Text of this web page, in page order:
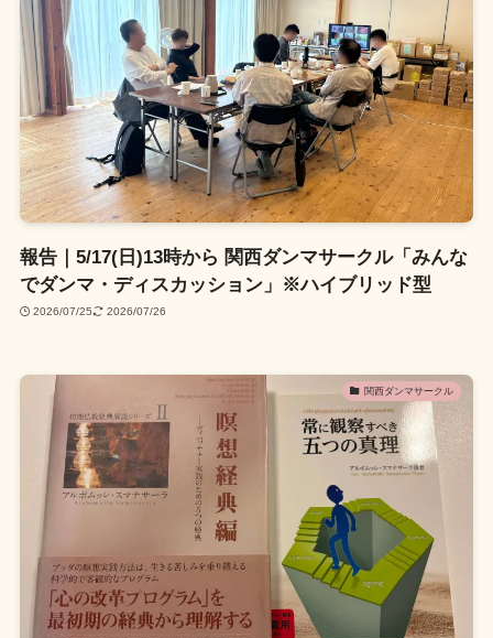
報告｜5/17(日)13時から 関西ダンマサークル「みんな
でダンマ・ディスカッション」※ハイブリッド型
2026/07/25 2026/07/26
関西ダンマサークル